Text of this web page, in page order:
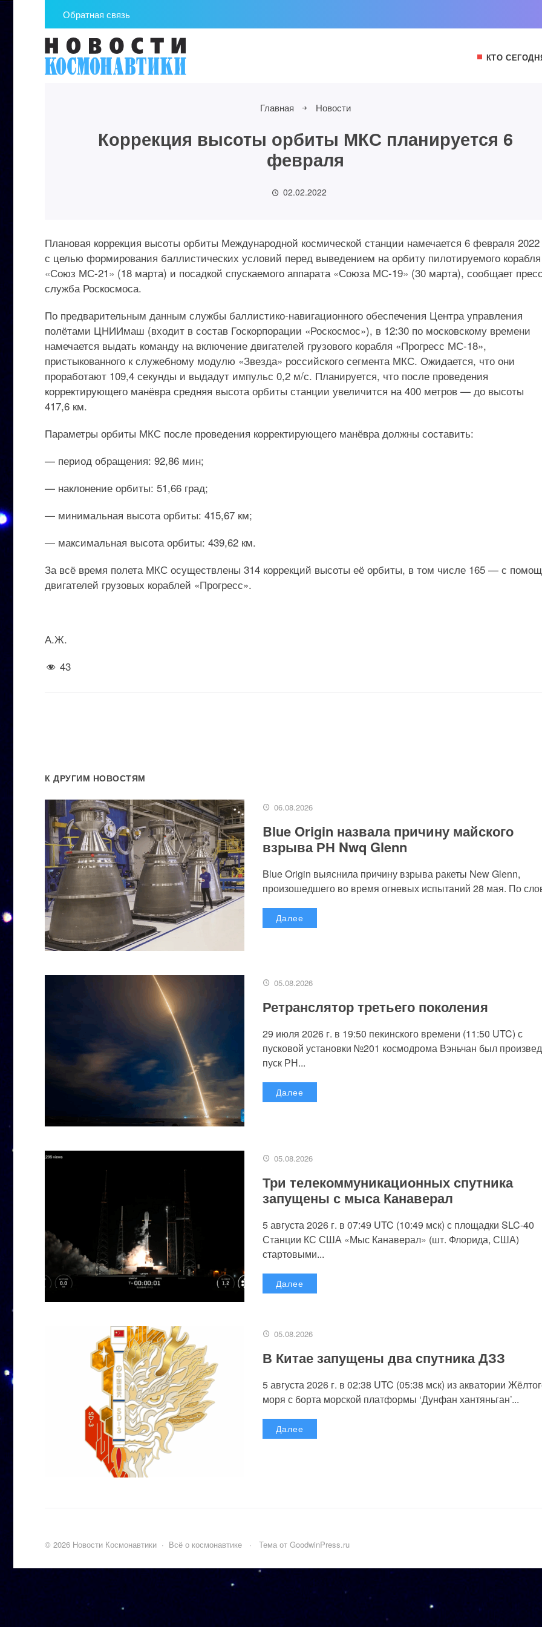
Обратная связь
КТО
Главная Новости
Коррекция высоты орбиты МКС планируется 6
февраля
02.02.2022
Плановая коррекция высоты орбиты Международной космической станции намечается 6 февраля 2022
с целью формирования баллистических условий перед выведением на орбиту пилотируемого корабля
«Союз МС-21» (18 марта) и посадкой спускаемого аппарата «Союза МС-19» (30 марта), сообщает
служба Роскосмоса.
По предварительным данным службы баллистико-навигационного обеспечения Центра управления
полётами ЦНИИмаш (входит в состав Госкорпорации «Роскосмос»), в 12:30 по московскому времени
намечается выдать команду на включение двигателей грузового корабля «Прогресс МС-18»,
пристыкованного к служебному модулю «Звезда» российского сегмента МКС. Ожидается, что они
проработают 109,4 секунды и выдадут импульс 0,2 м/с. Планируется, что после проведения
корректирующего манёвра средняя высота орбиты станции увеличится на 400 метров — до высоты
417,6 км.
Параметры орбиты МКС после проведения корректирующего манёвра должны составить:
— период обращения: 92,86 мин;
— наклонение орбиты: 51,66 град;
— минимальная высота орбиты: 415,67 км;
— максимальная высота орбиты: 439,62 км.
За всё время полета МКС осуществлены 314 коррекций высоты её орбиты, в том числе 165 — с
двигателей грузовых кораблей «Прогресс».
А.Ж.
43
К ДРУГИМ НОВОСТЯМ
06.08.2026
Blue Origin назвала причину майского
взрыва РН Nwq Glenn
Blue Origin выяснила причину взрыва ракеты New Glenn,
произошедшего во время огневых испытаний 28 мая. По
Далее
05.08.2026
Ретранслятор третьего поколения
29 июля 2026 г. в 19:50 пекинского времени (11:50 UTC) с
пусковой установки №201 космодрома Вэньчан был
пуск РН...
Далее
05.08.2026
Три телекоммуникационных спутника
запущены с мыса Канаверал
5 августа 2026 г. в 07:49 UTC (10:49 мск) с площадки SLC-40
Станции КС США «Мыс Канаверал» (шт. Флорида, США)
стартовыми...
Далее
05.08.2026
В Китае запущены два спутника ДЗЗ
5 августа 2026 г. в 02:38 UTC (05:38 мск) из акватории
моря с борта морской платформы ‘Дунфан хантяньган’...
Далее
© 2026 Новости Космонавтики · Всё о космонавтике · Тема от GoodwinPress.ru